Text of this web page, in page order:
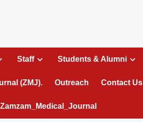
Staff Students & Alumni
(ZMJ). Outreach Contact Us
Zamzam_Medical_Journal